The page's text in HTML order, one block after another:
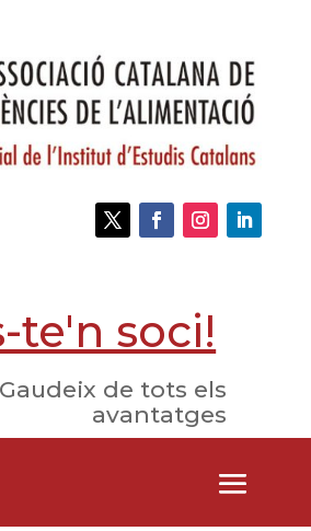
te'n soci!
Gaudeix de tots els
avantatges